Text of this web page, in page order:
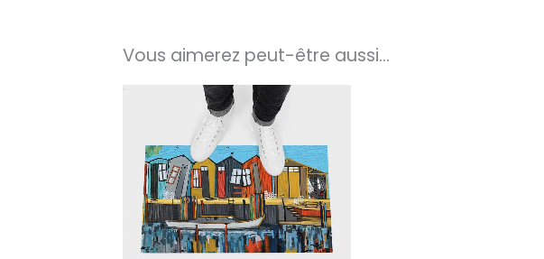
Vous aimerez peut-être aussi…
Plage
à
250.00€